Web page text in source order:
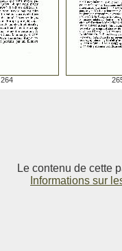
264
Le contenu de cette
Informations sur